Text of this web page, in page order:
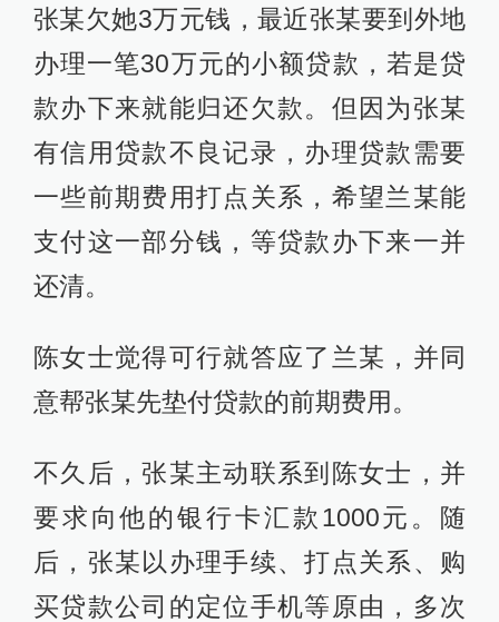
张某欠她3万元钱，最近张某要到外地
办理一笔30万元的小额贷款，若是贷
款办下来就能归还欠款。但因为张某
有信用贷款不良记录，办理贷款需要
一些前期费用打点关系，希望兰某能
支付这一部分钱，等贷款办下来一并
还清。
陈女士觉得可行就答应了兰某，并同
意帮张某先垫付贷款的前期费用。
不久后，张某主动联系到陈女士，并
要求向他的银行卡汇款1000元。随
后，张某以办理手续、打点关系、购
买贷款公司的定位手机等原由，多次